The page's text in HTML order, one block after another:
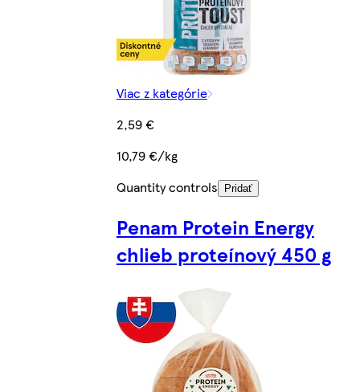
Viac z kategórie
2,59 €
10,79 €/kg
Quantity controls
Pridať
Penam Protein Energy
chlieb proteínový 450 g